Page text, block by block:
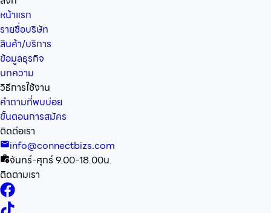
หน้าแรก
รายชื่อบริษัท
สินค้า/บริการ
ข้อมูลธุรกิจ
บทความ
วิธีการใช้งาน
คำถามที่พบบ่อย
ขั้นตอนการสมัคร
ติดต่อเรา
info@connectbizs.com
จันทร์-ศุกร์ 9.00-18.00น.
ติดตามเรา